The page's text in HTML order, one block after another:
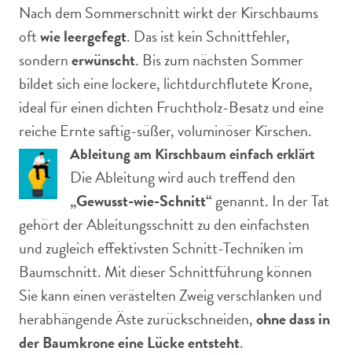
Nach dem Sommerschnitt wirkt der Kirschbaums
oftwie leergefegt. Das ist kein Schnittfehler,
sondernerwünscht. Bis zum nächsten Sommer
bildet sich eine lockere, lichtdurchflutete Krone,
ideal für einen dichten Fruchtholz-Besatz und eine
reiche Ernte saftig-süßer, voluminöser Kirschen.
Ableitung am Kirschbaum einfach erklärt
Die Ableitung wird auch treffend den
„Gewusst-wie-Schnitt“genannt. In der Tat
gehört der Ableitungsschnitt zu den einfachsten
und zugleich effektivsten Schnitt-Techniken im
Baumschnitt. Mit dieser Schnittführung können
Sie kann einen verästelten Zweig verschlanken und
herabhängende Äste zurückschneiden,ohne dass in
der Baumkrone eine Lücke entsteht.